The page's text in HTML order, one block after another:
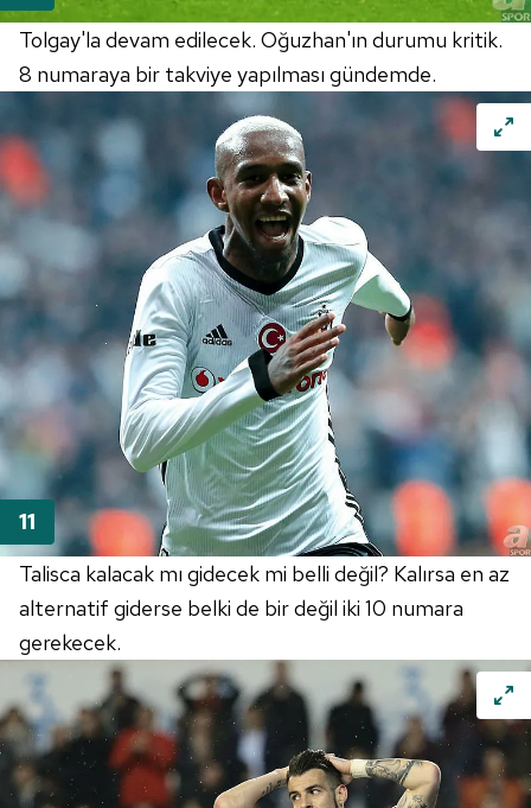
Tolgay'la devam edilecek. Oğuzhan'ın durumu kritik.
8 numaraya bir takviye yapılması gündemde.
Talisca kalacak mı gidecek mi belli değil? Kalırsa en az
alternatif giderse belki de bir değil iki 10 numara
gerekecek.